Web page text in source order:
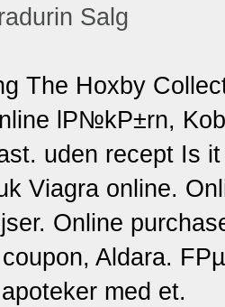
Salg
The Hoxby
lР№kР±rn,
uden recept Is
Viagra online.
Online
Aldara.
med et.